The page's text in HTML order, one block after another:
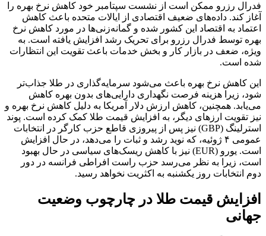
فدرال رزرو ممکن است از نشست سپتامبر خود کاهش نرخ بهره را
آغاز کند. داده‌های ضعیف اقتصادی از ایالات متحده باعث کاهش
اعتماد به اقتصاد این کشور شده و گمانه‌زنی‌ها در مورد کاهش نرخ
بهره توسط فدرال رزرو برای تحریک رشد افزایش یافته است. به
ویژه، ضعف در بازار کار و بخش خدمات باعث تقویت این انتظارات
شده است.
این کاهش نرخ بهره باعث می‌شود سرمایه‌گذاری در طلا جذاب‌تر
شود، زیرا هزینه فرصت نگهداری دارایی‌های بدون بهره کاهش
می‌یابد. همچنین، کاهش ارزش دلار آمریکا به دلیل کاهش نرخ بهره و
نیز تقویت ارزهای دیگر، به افزایش قیمت طلا کمک کرده است. پوند
استرلینگ (GBP) نیز پس از پیروزی قاطع حزب کارگر در انتخابات
عمومی ۴ ژوئیه، که نوید رشد و ثبات را می‌دهد، در حال افزایش
است. یورو (EUR) نیز با کاهش ریسک‌های سیاسی در حال بهبود
است، زیرا به نظر می‌رسد حزب راست افراطی فرانسه در دور
دوم انتخابات روز یکشنبه به اکثریت نخواهد رسید.
افزایش قیمت طلا در چارچوب وضعیت
جهانی